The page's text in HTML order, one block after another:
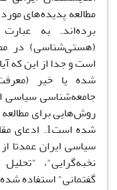
مطالعه پدیده‌های
برده‌اند. به
(هستی‌شناسی) در
است و جدا از این که
شده یا خیر
جامعه‌شناسی سیاسی
روش‌هایی برای
شده است1.
سیاسی ایران عمدتا
نخبه‌گرایی"،
گفتمانی" استفاده